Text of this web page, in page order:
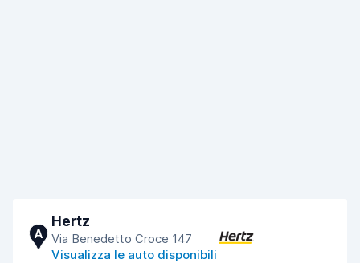
A
Hertz
Via Benedetto Croce 147
Visualizza le auto disponibili